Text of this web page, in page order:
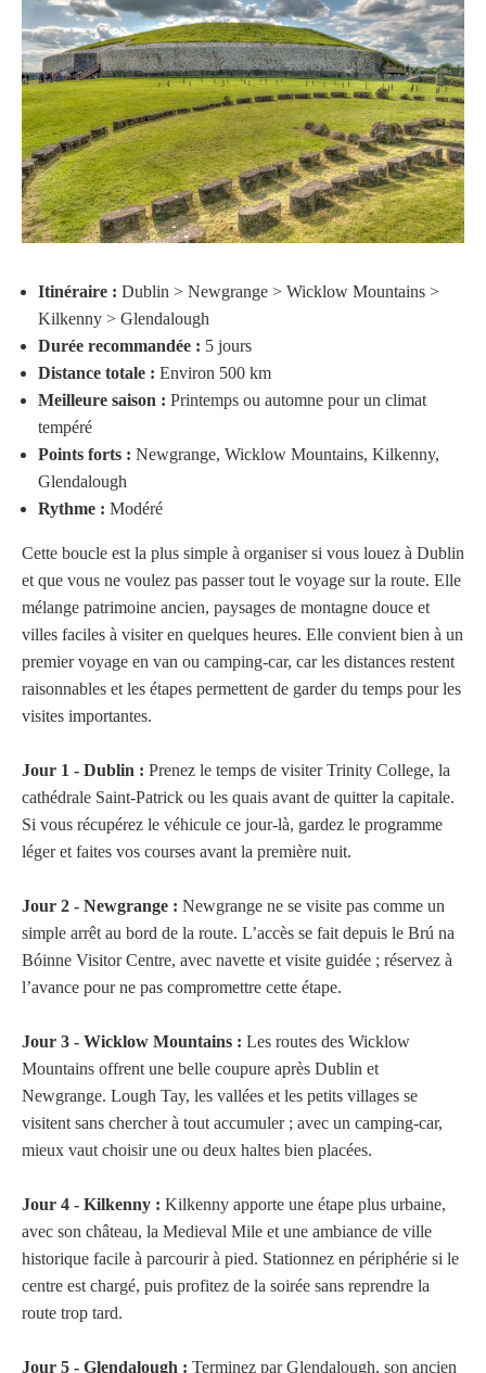
Itinéraire : Dublin > Newgrange > Wicklow Mountains >
Kilkenny > Glendalough
Durée recommandée : 5 jours
Distance totale : Environ 500 km
Meilleure saison : Printemps ou automne pour un climat
tempéré
Points forts : Newgrange, Wicklow Mountains, Kilkenny,
Glendalough
Rythme : Modéré
Cette boucle est la plus simple à organiser si vous louez à Dublin
et que vous ne voulez pas passer tout le voyage sur la route. Elle
mélange patrimoine ancien, paysages de montagne douce et
villes faciles à visiter en quelques heures. Elle convient bien à un
premier voyage en van ou camping-car, car les distances restent
raisonnables et les étapes permettent de garder du temps pour les
visites importantes.
Jour 1 - Dublin : Prenez le temps de visiter Trinity College, la
cathédrale Saint-Patrick ou les quais avant de quitter la capitale.
Si vous récupérez le véhicule ce jour-là, gardez le programme
léger et faites vos courses avant la première nuit.
Jour 2 - Newgrange : Newgrange ne se visite pas comme un
simple arrêt au bord de la route. L’accès se fait depuis le Brú na
Bóinne Visitor Centre, avec navette et visite guidée ; réservez à
l’avance pour ne pas compromettre cette étape.
Jour 3 - Wicklow Mountains : Les routes des Wicklow
Mountains offrent une belle coupure après Dublin et
Newgrange. Lough Tay, les vallées et les petits villages se
visitent sans chercher à tout accumuler ; avec un camping-car,
mieux vaut choisir une ou deux haltes bien placées.
Jour 4 - Kilkenny : Kilkenny apporte une étape plus urbaine,
avec son château, la Medieval Mile et une ambiance de ville
historique facile à parcourir à pied. Stationnez en périphérie si le
centre est chargé, puis profitez de la soirée sans reprendre la
route trop tard.
Jour 5 - Glendalough : Terminez par Glendalough, son ancien